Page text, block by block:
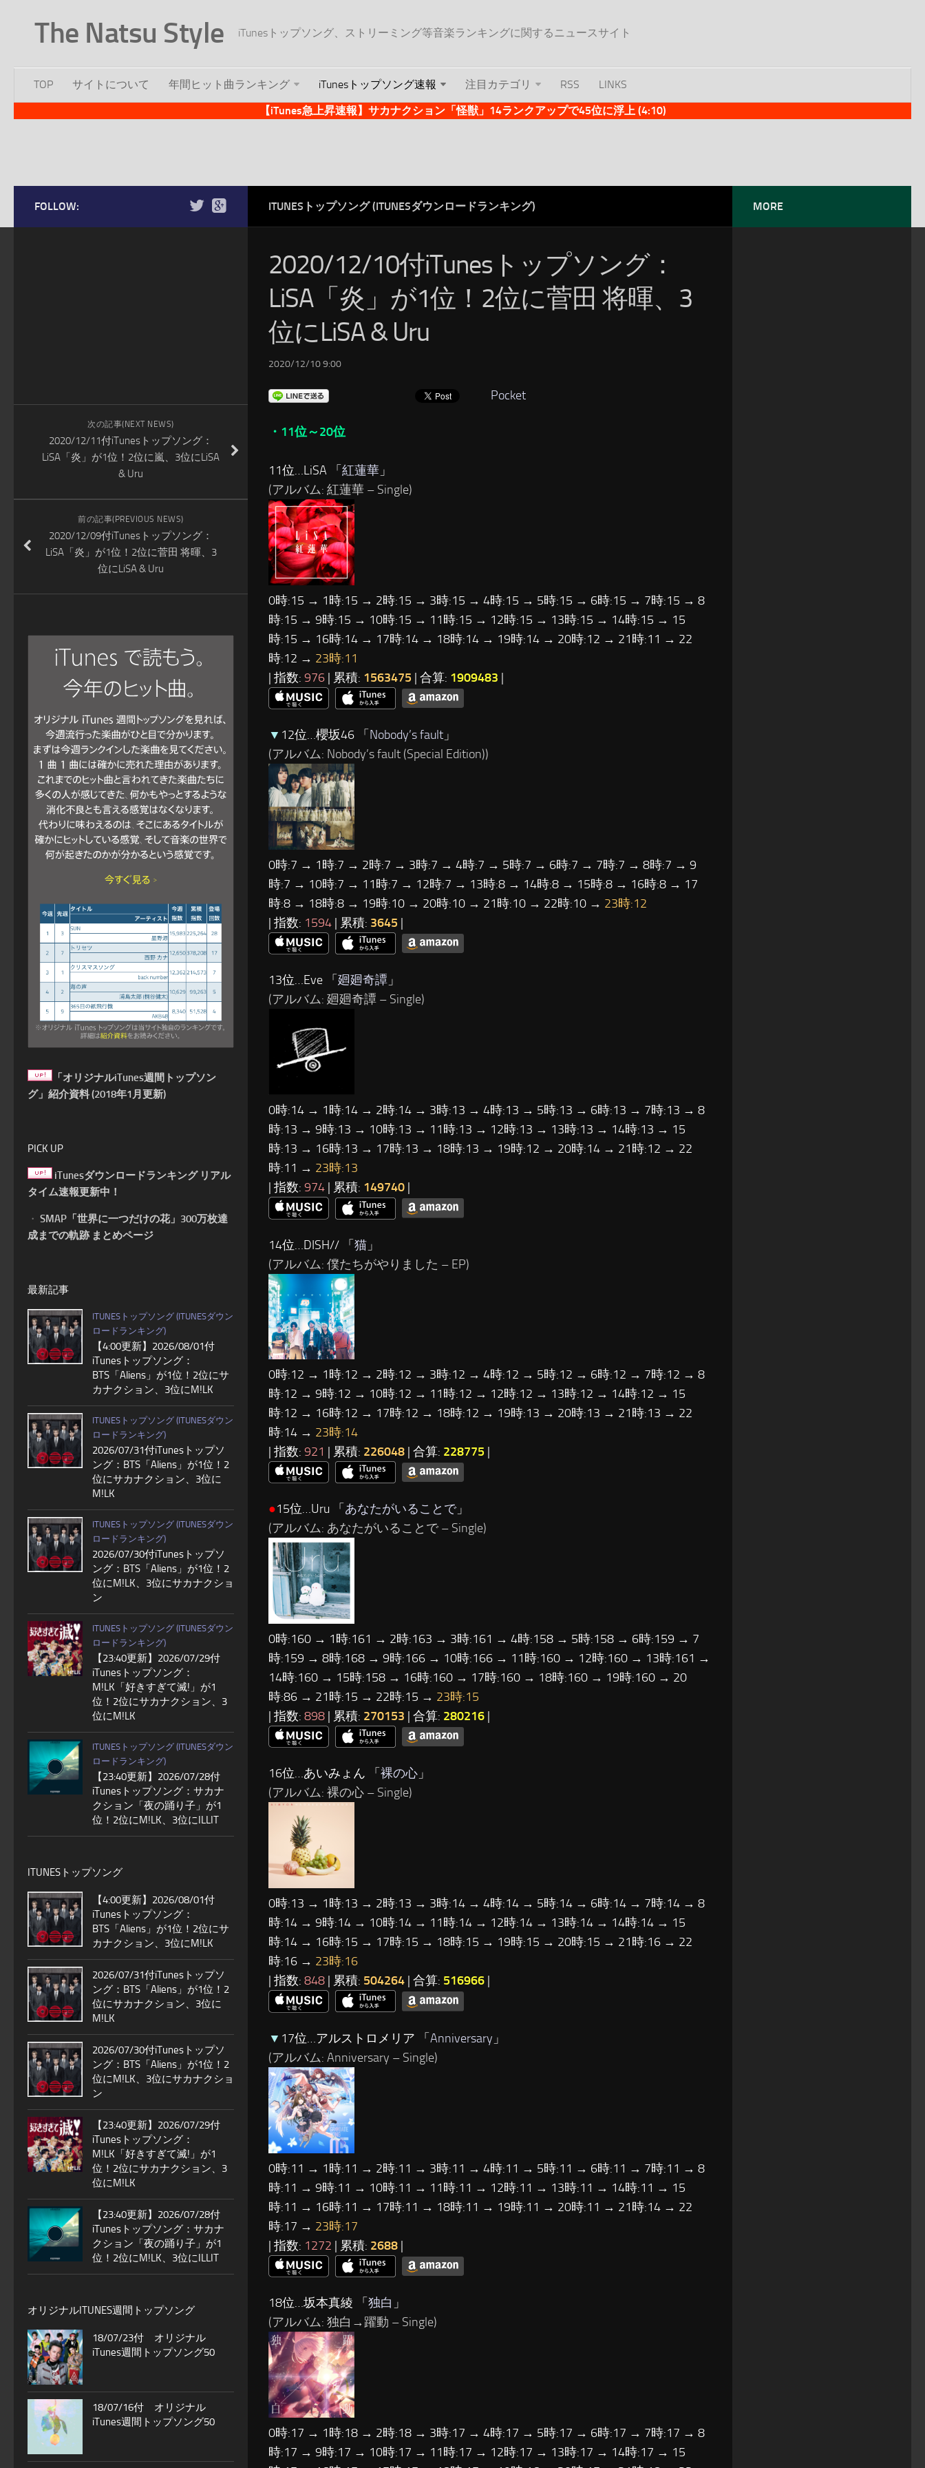
The Natsu Style iTunesトップソング、ストリーミング等音楽ランキングに関するニュースサイト
TOP サイトについて 年間ヒット曲ランキング iTunesトップソング速報 注目カテゴリ RSS
LINKS
【iTunes急上昇速報】サカナクション「怪獣」14ランクアップで45位に浮上 (4:10)
ITUNESトップソング (ITUNESダウンロードランキング)
2020/12/10付iTunesトップソング：
LiSA「炎」が1位！2位に菅田 将暉、3
位にLiSA & Uru
2020/12/10 9:00
Pocket
・11位～20位
11位…LiSA 「 紅蓮華 」
(アルバム: 紅蓮華 – Single)
0時:15 → 1時:15 → 2時:15 → 3時:15 → 4時:15 → 5時:15 → 6時:15 → 7時:15 → 8
時:15 → 9時:15 → 10時:15 → 11時:15 → 12時:15 → 13時:15 → 14時:15 → 15
時:15 → 16時:14 → 17時:14 → 18時:14 → 19時:14 → 20時:12 → 21時:11 → 22
時:12 → 23時:11
| 指数: 976 | 累積: 1563475 | 合算: 1909483 |
▼ 12位…櫻坂46 「 Nobody’s fault 」
(アルバム: Nobody’s fault (Special Edition))
0時:7 → 1時:7 → 2時:7 → 3時:7 → 4時:7 → 5時:7 → 6時:7 → 7時:7 → 8時:7 → 9
時:7 → 10時:7 → 11時:7 → 12時:7 → 13時:8 → 14時:8 → 15時:8 → 16時:8 → 17
時:8 → 18時:8 → 19時:10 → 20時:10 → 21時:10 → 22時:10 → 23時:12
| 指数: 1594 | 累積: 3645 |
13位…Eve 「 廻廻奇譚 」
(アルバム: 廻廻奇譚 – Single)
0時:14 → 1時:14 → 2時:14 → 3時:13 → 4時:13 → 5時:13 → 6時:13 → 7時:13 → 8
時:13 → 9時:13 → 10時:13 → 11時:13 → 12時:13 → 13時:13 → 14時:13 → 15
時:13 → 16時:13 → 17時:13 → 18時:13 → 19時:12 → 20時:14 → 21時:12 → 22
時:11 → 23時:13
| 指数: 974 | 累積: 149740 |
14位…DISH// 「猫 」
(アルバム: 僕たちがやりました – EP)
0時:12 → 1時:12 → 2時:12 → 3時:12 → 4時:12 → 5時:12 → 6時:12 → 7時:12 → 8
時:12 → 9時:12 → 10時:12 → 11時:12 → 12時:12 → 13時:12 → 14時:12 → 15
時:12 → 16時:12 → 17時:12 → 18時:12 → 19時:13 → 20時:13 → 21時:13 → 22
時:14 → 23時:14
| 指数: 921 | 累積: 226048 | 合算: 228775 |
●15位…Uru 「 あなたがいることで」
(アルバム: あなたがいることで – Single)
0時:160 → 1時:161 → 2時:163 → 3時:161 → 4時:158 → 5時:158 → 6時:159 → 7
時:159 → 8時:168 → 9時:166 → 10時:166 → 11時:160 → 12時:160 → 13時:161 →
14時:160 → 15時:158 → 16時:160 → 17時:160 → 18時:160 → 19時:160 → 20
時:86 → 21時:15 → 22時:15 → 23時:15
| 指数: 898 | 累積: 270153 | 合算: 280216 |
16位…あいみょん 「 裸の心 」
(アルバム: 裸の心 – Single)
0時:13 → 1時:13 → 2時:13 → 3時:14 → 4時:14 → 5時:14 → 6時:14 → 7時:14 → 8
時:14 → 9時:14 → 10時:14 → 11時:14 → 12時:14 → 13時:14 → 14時:14 → 15
時:14 → 16時:15 → 17時:15 → 18時:15 → 19時:15 → 20時:15 → 21時:16 → 22
時:16 → 23時:16
| 指数: 848 | 累積: 504264 | 合算: 516966 |
▼ 17位…アルストロメリア 「Anniversary 」
(アルバム: Anniversary – Single)
0時:11 → 1時:11 → 2時:11 → 3時:11 → 4時:11 → 5時:11 → 6時:11 → 7時:11 → 8
時:11 → 9時:11 → 10時:11 → 11時:11 → 12時:11 → 13時:11 → 14時:11 → 15
時:11 → 16時:11 → 17時:11 → 18時:11 → 19時:11 → 20時:11 → 21時:14 → 22
時:17 → 23時:17
| 指数: 1272 | 累積: 2688 |
18位…坂本真綾 「 独白 」
(アルバム: 独白→躍動 – Single)
0時:17 → 1時:18 → 2時:18 → 3時:17 → 4時:17 → 5時:17 → 6時:17 → 7時:17 → 8
時:17 → 9時:17 → 10時:17 → 11時:17 → 12時:17 → 13時:17 → 14時:17 → 15
FOLLOW:
次の記事(NEXT NEWS)
2020/12/11付iTunesトップソング：
LiSA「炎」が1位！2位に嵐、3位にLiSA
& Uru
前の記事(PREVIOUS NEWS)
2020/12/09付iTunesトップソング：
LiSA「炎」が1位！2位に菅田 将暉、3
位にLiSA & Uru
「オリジナルiTunes週間トップソン
グ」紹介資料 (2018年1月更新)
PICK UP
iTunesダウンロードランキング リアル
タイム速報更新中！
・ SMAP「世界に一つだけの花」300万枚達
成までの軌跡 まとめページ
最新記事
ITUNESトップソング (ITUNESダウン
ロードランキング)
【4:00更新】2026/08/01付
iTunesトップソング：
BTS「Aliens」が1位！2位にサ
カナクション、3位にM!LK
ITUNESトップソング (ITUNESダウン
ロードランキング)
2026/07/31付iTunesトップソ
ング：BTS「Aliens」が1位！2
位にサカナクション、3位に
M!LK
ITUNESトップソング (ITUNESダウン
ロードランキング)
2026/07/30付iTunesトップソ
ング：BTS「Aliens」が1位！2
位にM!LK、3位にサカナクショ
ン
ITUNESトップソング (ITUNESダウン
ロードランキング)
【23:40更新】2026/07/29付
iTunesトップソング：
M!LK「好きすぎて滅!」が1
位！2位にサカナクション、3
位にM!LK
ITUNESトップソング (ITUNESダウン
ロードランキング)
【23:40更新】2026/07/28付
iTunesトップソング：サカナ
クション「夜の踊り子」が1
位！2位にM!LK、3位にILLIT
ITUNESトップソング
【4:00更新】2026/08/01付
iTunesトップソング：
BTS「Aliens」が1位！2位にサ
カナクション、3位にM!LK
2026/07/31付iTunesトップソ
ング：BTS「Aliens」が1位！2
位にサカナクション、3位に
M!LK
2026/07/30付iTunesトップソ
ング：BTS「Aliens」が1位！2
位にM!LK、3位にサカナクショ
ン
【23:40更新】2026/07/29付
iTunesトップソング：
M!LK「好きすぎて滅!」が1
位！2位にサカナクション、3
位にM!LK
【23:40更新】2026/07/28付
iTunesトップソング：サカナ
クション「夜の踊り子」が1
位！2位にM!LK、3位にILLIT
オリジナルITUNES週間トップソング
18/07/23付 オリジナル
iTunes週間トップソング50
18/07/16付 オリジナル
iTunes週間トップソング50
MORE